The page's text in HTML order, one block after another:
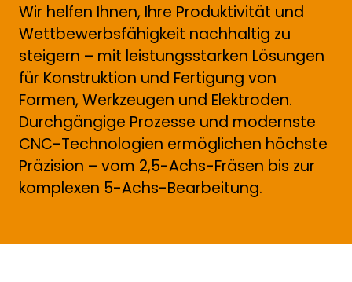
Wir helfen Ihnen, Ihre Produktivität und
Wettbewerbsfähigkeit nachhaltig zu
steigern – mit leistungsstarken Lösungen
für Konstruktion und Fertigung von
Formen, Werkzeugen und Elektroden.
Durchgängige Prozesse und modernste
CNC-Technologien ermöglichen höchste
Präzision – vom 2,5-Achs-Fräsen bis zur
komplexen 5-Achs-Bearbeitung.